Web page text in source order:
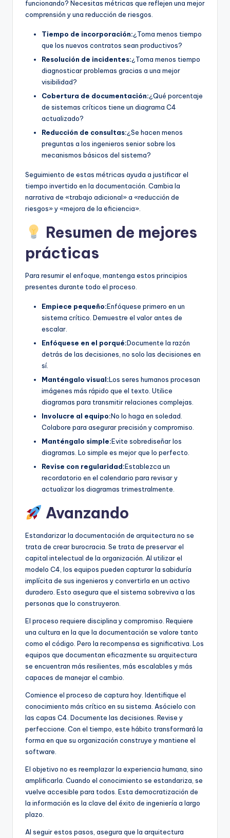
funcionando? Necesitas métricas que reflejen una mejor
comprensión y una reducción de riesgos.
Tiempo de incorporación:¿Toma menos tiempo
que los nuevos contratos sean productivos?
Resolución de incidentes:¿Toma menos tiempo
diagnosticar problemas gracias a una mejor
visibilidad?
Cobertura de documentación:¿Qué porcentaje
de sistemas críticos tiene un diagrama C4
actualizado?
Reducción de consultas:¿Se hacen menos
preguntas a los ingenieros senior sobre los
mecanismos básicos del sistema?
Seguimiento de estas métricas ayuda a justificar el
tiempo invertido en la documentación. Cambia la
narrativa de «trabajo adicional» a «reducción de
riesgos» y «mejora de la eficiencia».
Resumen de mejores
prácticas
Para resumir el enfoque, mantenga estos principios
presentes durante todo el proceso.
Empiece pequeño:Enfóquese primero en un
sistema crítico. Demuestre el valor antes de
escalar.
Enfóquese en el porqué:Documente la razón
detrás de las decisiones, no solo las decisiones en
sí.
Manténgalo visual:Los seres humanos procesan
imágenes más rápido que el texto. Utilice
diagramas para transmitir relaciones complejas.
Involucre al equipo:No lo haga en soledad.
Colabore para asegurar precisión y compromiso.
Manténgalo simple:Evite sobrediseñar los
diagramas. Lo simple es mejor que lo perfecto.
Revise con regularidad:Establezca un
recordatorio en el calendario para revisar y
actualizar los diagramas trimestralmente.
Avanzando
Estandarizar la documentación de arquitectura no se
trata de crear burocracia. Se trata de preservar el
capital intelectual de la organización. Al utilizar el
modelo C4, los equipos pueden capturar la sabiduría
implícita de sus ingenieros y convertirla en un activo
duradero. Esto asegura que el sistema sobreviva a las
personas que lo construyeron.
El proceso requiere disciplina y compromiso. Requiere
una cultura en la que la documentación se valore tanto
como el código. Pero la recompensa es significativa. Los
equipos que documentan eficazmente su arquitectura
se encuentran más resilientes, más escalables y más
capaces de manejar el cambio.
Comience el proceso de captura hoy. Identifique el
conocimiento más crítico en su sistema. Asócielo con
las capas C4. Documente las decisiones. Revise y
perfeccione. Con el tiempo, este hábito transformará la
forma en que su organización construye y mantiene el
software.
El objetivo no es reemplazar la experiencia humana, sino
amplificarla. Cuando el conocimiento se estandariza, se
vuelve accesible para todos. Esta democratización de
la información es la clave del éxito de ingeniería a largo
plazo.
Al seguir estos pasos, asegura que la arquitectura